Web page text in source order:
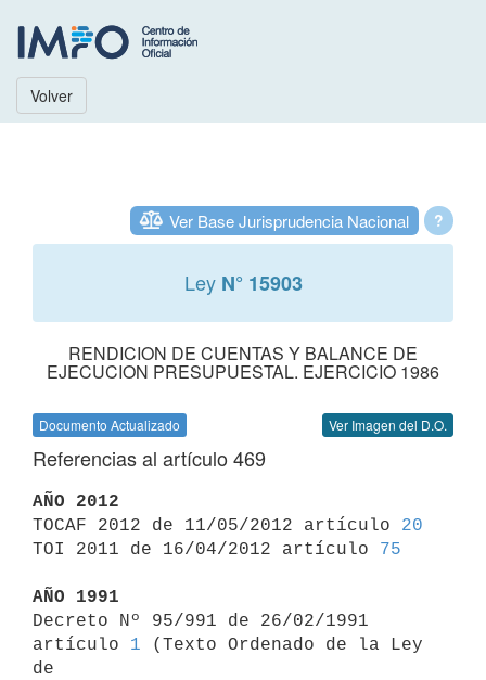
Volver
?
Ver Base Jurisprudencia Nacional
Ley N° 15903
RENDICION DE CUENTAS Y BALANCE DE
EJECUCION PRESUPUESTAL. EJERCICIO 1986
Documento Actualizado Ver Imagen del D.O.
Referencias al artículo 469
AÑO 2012
TOCAF 2012 de 11/05/2012 artículo 20
TOI 2011 de 16/04/2012 artículo 75
AÑO 1991
Decreto Nº 95/991 de 26/02/1991
artículo 1 (Texto Ordenado de la Ley
de